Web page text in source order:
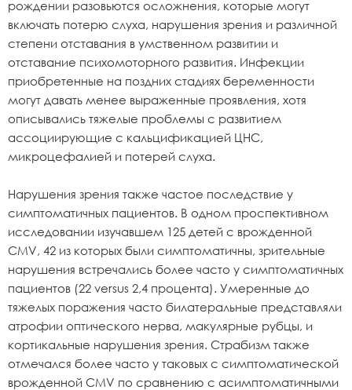
рождении разовьются осложнения, которые могут
включать потерю слуха, нарушения зрения и различной
степени отставания в умственном развитии и
отставание психомоторного развития. Инфекции
приобретенные на поздних стадиях беременности
могут давать менее выраженные проявления, хотя
описывались тяжелые проблемы с развитием
ассоциирующие с кальцификацией ЦНС,
микроцефалией и потерей слуха.
Нарушения зрения также частое последствие у
симптоматичных пациентов. В одном проспективном
исследовании изучавшем 125 детей с врожденной
CMV, 42 из которых были симптоматичны, зрительные
нарушения встречались более часто у симптоматичных
пациентов (22 versus 2,4 процента). Умеренные до
тяжелых поражения часто билатеральные представляли
атрофии оптического нерва, макулярные рубцы, и
кортикальные нарушения зрения. Страбизм также
отмечался более часто у таковых с симптоматической
врожденной CMV по сравнению с асимптоматичными